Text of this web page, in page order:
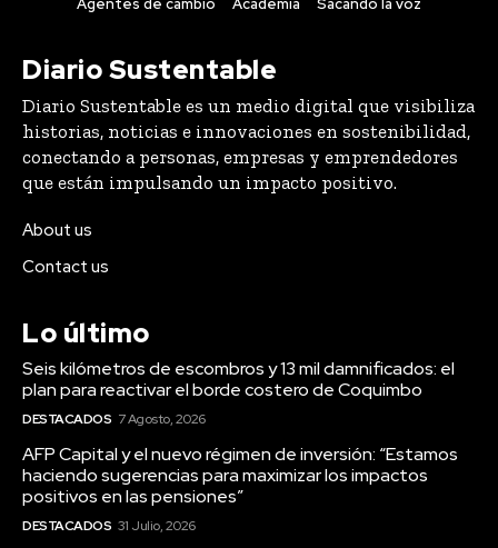
Agentes de cambio
Academia Sacando la voz
Diario Sustentable
Diario Sustentable es un medio digital que visibiliza
historias, noticias e innovaciones en sostenibilidad,
conectando a personas, empresas y emprendedores
que están impulsando un impacto positivo.
About us
Contact us
Lo último
Seis kilómetros de escombros y 13 mil damnificados: el
plan para reactivar el borde costero de Coquimbo
DESTACADOS 7 Agosto, 2026
AFP Capital y el nuevo régimen de inversión: “Estamos
haciendo sugerencias para maximizar los impactos
positivos en las pensiones”
DESTACADOS 31 Julio, 2026